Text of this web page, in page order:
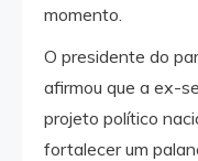
momento.
O presidente do
afirmou que a ex-
projeto político
fortalecer um